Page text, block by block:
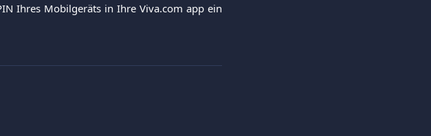
Ihres Mobilgeräts in Ihre Viva.com app ein